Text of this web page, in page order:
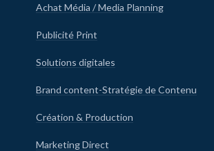
Achat Média / Media Planning
Publicité Print
Solutions digitales
Brand content-Stratégie de Contenu
Création & Production
Marketing Direct